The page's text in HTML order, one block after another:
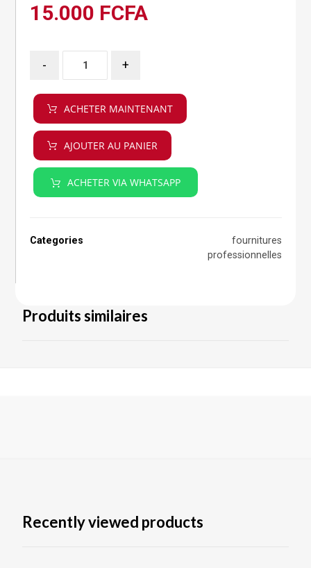
15.000 FCFA
- +
ACHETER MAINTENANT
AJOUTER AU PANIER
ACHETER VIA WHATSAPP
Categories
fournitures
professionnelles
Produits similaires
Recently viewed products